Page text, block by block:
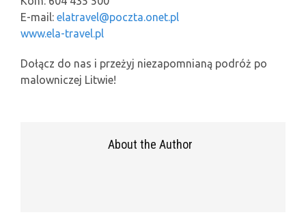
E-mail: elatravel@poczta.onet.pl
www.ela-travel.pl
Dołącz do nas i przeżyj niezapomnianą podróż po
malowniczej Litwie!
About the Author